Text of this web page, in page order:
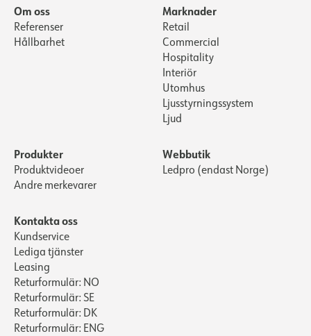
Om oss
Referenser
Hållbarhet
Marknader
Retail
Commercial
Hospitality
Interiör
Utomhus
Ljusstyrningssystem
Ljud
Produkter
Produktvideoer
Andre merkevarer
Webbutik
Ledpro (endast Norge)
Kontakta oss
Kundservice
Lediga tjänster
Leasing
Returformulär: NO
Returformulär: SE
Returformulär: DK
Returformulär: ENG